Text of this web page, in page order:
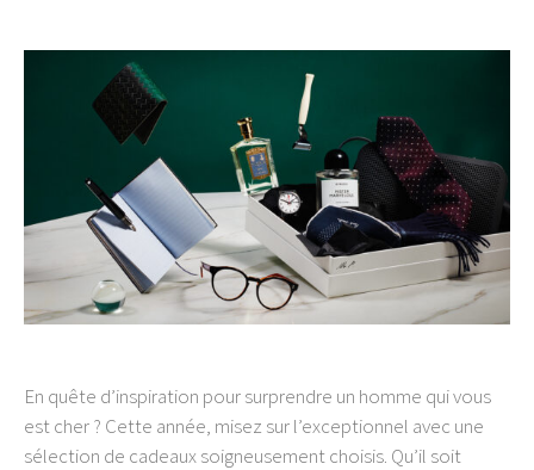
En quête d’inspiration pour surprendre un homme qui vous
est cher ? Cette année, misez sur l’exceptionnel avec une
sélection de cadeaux soigneusement choisis. Qu’il soit